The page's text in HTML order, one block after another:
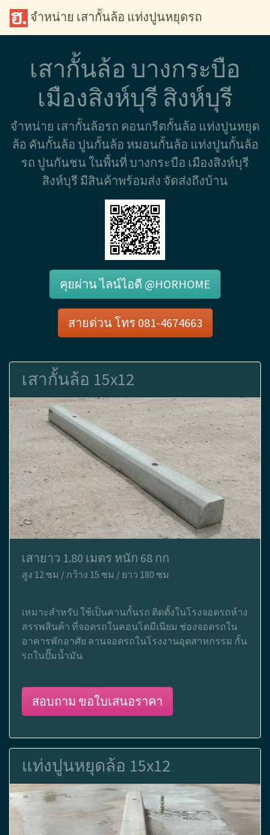
จำหน่าย เสากั้นล้อ แท่งปูนหยุดรถ
เสากั้นล้อ บางกระบือ
เมืองสิงห์บุรี สิงห์บุรี
จำหน่าย เสากั้นล้อรถ คอนกรีตกั้นล้อ แท่งปูนหยุด
ล้อ คันกั้นล้อ ปูนกั้นล้อ หมอนกั้นล้อ แท่งปูนกั้นล้อ
รถ ปูนกันชน ในพื้นที่ บางกระบือ เมืองสิงห์บุรี
สิงห์บุรี มีสินค้าพร้อมส่ง จัดส่งถึงบ้าน
คุยผ่าน ไลน์ไอดี @HORHOME
สายด่วน โทร 081-4674663
เสากั้นล้อ 15x12
เสายาว 1.80 เมตร หนัก 68 กก
สูง 12 ซม / กว้าง 15 ซม / ยาว 180 ซม
เหมาะสำหรับ ใช้เป็นคานกั้นรถ ติดตั้งในโรงจอดรถห้าง
สรรพสินค้า ที่จอดรถในคอนโดมีเนียม ช่องจอดรถใน
อาคารพักอาศัย ลานจอดรถในโรงงานอุตสาหกรรม กั้น
รถในปั๊มน้ำมัน
สอบถาม ขอใบเสนอราคา
แท่งปูนหยุดล้อ 15x12